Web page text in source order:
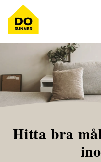
Hitta bra